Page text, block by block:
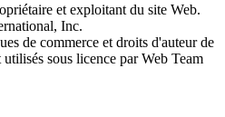
et exploitant du site Web.
Inc.
de commerce et droits d'auteur de
sous licence par Web Team